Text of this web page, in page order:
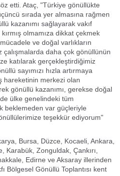
etti. Ataç, "Türkiye gönüllükte
sırada yer almasına rağmen
kazanımı sağlayarak vakıf
olmamıza dikkat çekmek
ve doğal varlıkların
çalışmalarda daha çok gönüllünün
katılarak gerçekleştirdiğimiz
sayımızı hızla artırmaya
hareketinin merkezi olan
gönüllü kazanımı, gerekse doğal
ülke genelindeki tüm
beklemeden var güçleriyle
teşekkür ediyorum"
Bursa, Düzce, Kocaeli, Ankara,
Karabük, Zonguldak, Çankırı,
Edirne ve Aksaray illerinden
Bölgesel Gönüllü Toplantısı kent